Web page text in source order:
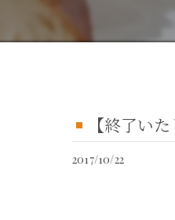
【終了い
2017/10/22